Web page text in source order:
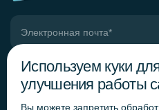
Нажимая кнопку, вы даете
информационных и
Используем куки
улучшения работы
Вы можете запретить